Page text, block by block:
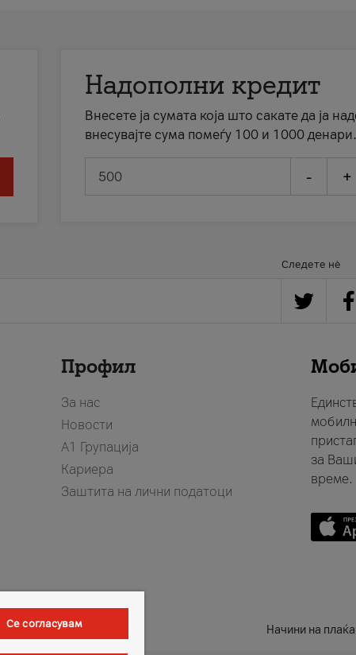
Надополни кредит
Внесете ја сумата која што сакате да ја
внесувајте сума помеѓу 100 и 1000 денари.
- +
Следете нè
Профил
За нас
Новости
А1 Групација
Кариера
Заштита на лични податоци
за
време.
Начини на
Се согласувам